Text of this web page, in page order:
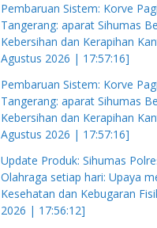
Pembaruan Sistem: Korve
Tangerang: aparat Sihumas
Kebersihan dan Kerapihan
Agustus 2026 | 17:57:16]
Pembaruan Sistem: Korve
Tangerang: aparat Sihumas
Kebersihan dan Kerapihan
Agustus 2026 | 17:57:16]
Update Produk: Sihumas
Olahraga setiap hari: Upaya
Kesehatan dan Kebugaran
2026 | 17:56:12]